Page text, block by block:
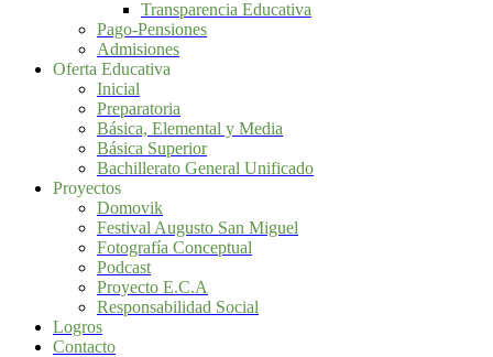
Transparencia Educativa
Pago-Pensiones
Admisiones
Oferta Educativa
Inicial
Preparatoria
Básica, Elemental y Media
Básica Superior
Bachillerato General Unificado
Proyectos
Domovik
Festival Augusto San Miguel
Fotografía Conceptual
Podcast
Proyecto E.C.A
Responsabilidad Social
Logros
Contacto